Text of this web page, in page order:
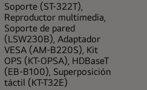
Soporte (ST-322T),
Reproductor multimedia,
Soporte de pared
(LSW230B), Adaptador
VESA (AM-B220S), Kit
OPS (KT-OPSA), HDBaseT
(EB-B100), Superposición
táctil (KT-T32E)